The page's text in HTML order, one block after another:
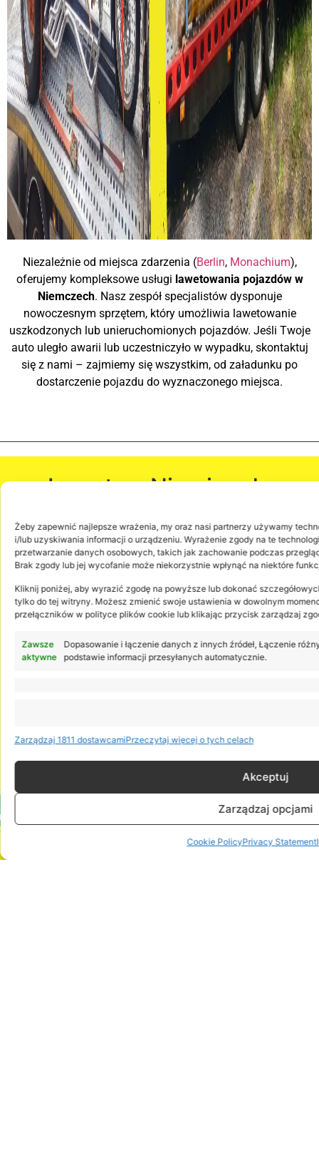
Żeby zapewnić najlepsze wrażenia, my oraz nasi partnerzy używamy
i/lub uzyskiwania informacji o urządzeniu. Wyrażenie zgody na te
przetwarzanie danych osobowych, takich jak zachowanie podczas
Brak zgody lub jej wycofanie może niekorzystnie wpłynąć na niektóre
Kliknij poniżej, aby wyrazić zgodę na powyższe lub dokonać
tylko do tej witryny. Możesz zmienić swoje ustawienia w dowolnym
przełączników w polityce plików cookie lub klikając przycisk zarządzaj
Zawsze
aktywne
Dopasowanie i łączenie danych z innych źródeł, Łączenie
podstawie informacji przesyłanych automatycznie.
Zarządzaj 1811 dostawcamiPrzeczytaj więcej o tych celach
Akceptuj
Zarządzaj opcjami
Cookie PolicyPrivacy Statement
Niezależnie od miejsca zdarzenia (Berlin, Monachium),
oferujemy kompleksowe usługi lawetowania pojazdów w
Niemczech. Nasz zespół specjalistów dysponuje
nowoczesnym sprzętem, który umożliwia lawetowanie
uszkodzonych lub unieruchomionych pojazdów. Jeśli Twoje
auto uległo awarii lub uczestniczyło w wypadku, skontaktuj
się z nami – zajmiemy się wszystkim, od załadunku po
dostarczenie pojazdu do wyznaczonego miejsca.
Laweta z Niemiec do
Oferujemy również usługęLawety zHamburgdo Polski.
Jeśli Twój samochód nie nadaje się do naprawy na miejscu,
zabierzemy go bezpiecznie do Polski. Współpracujemy z
klientami indywidualnymi oraz firmami, zapewniając
konkurencyjne ceny oraz szybki czas realizacji. Dbamy o to,
aby proces przebiegał sprawnie i bez zbędnych komplikacji.